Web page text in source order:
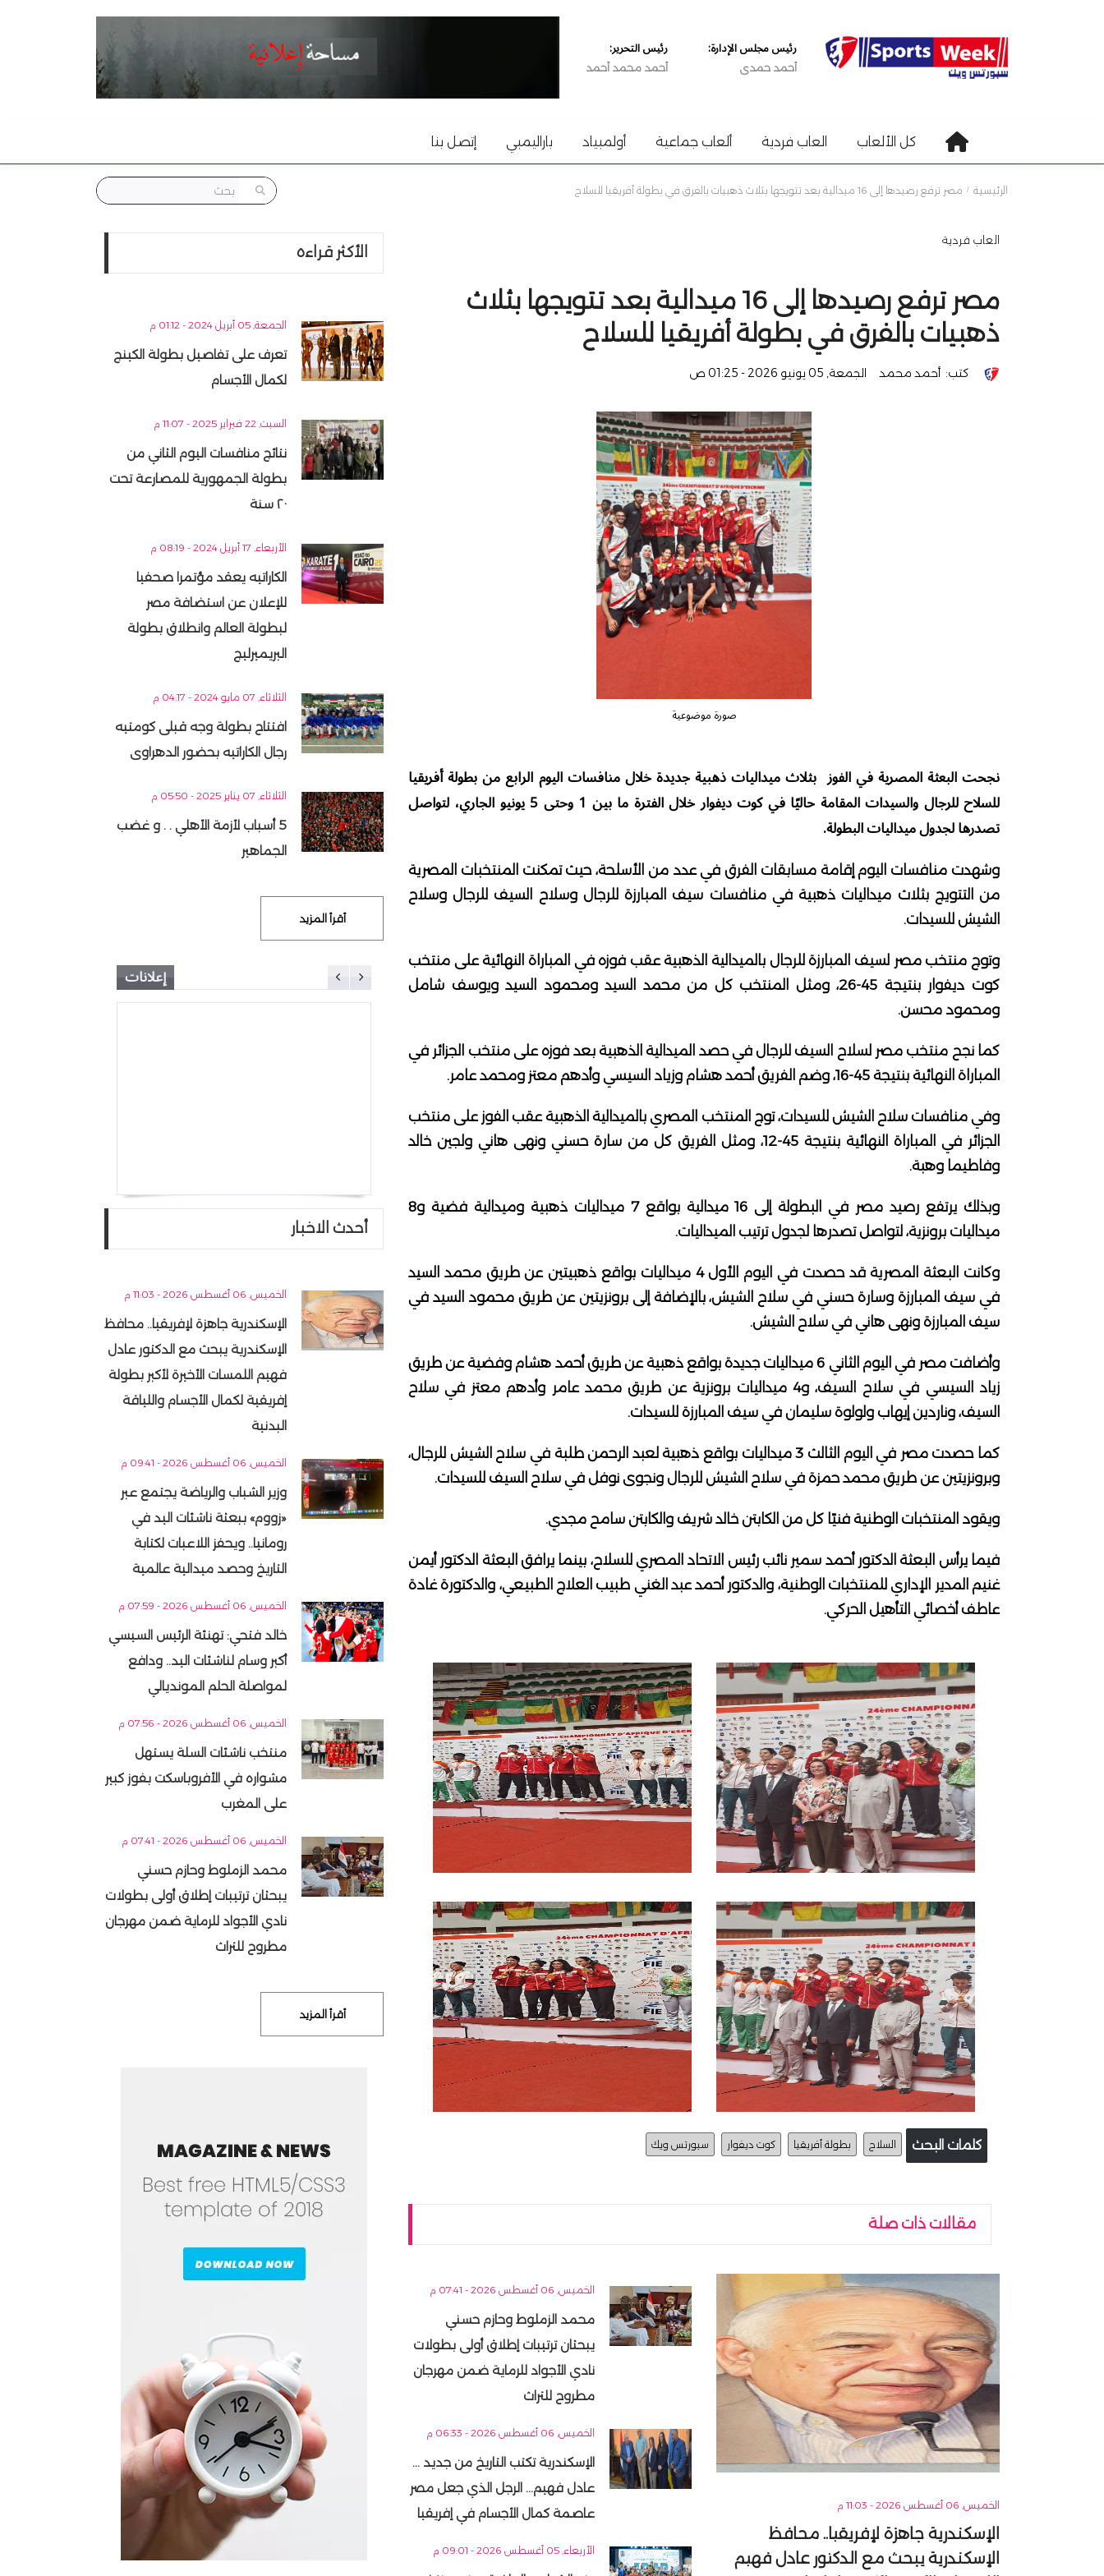
رئيس مجلس الإدارة:
أحمد حمدى
رئيس التحرير:
أحمد محمد أحمد
كل الألعاب العاب فردية ألعاب جماعية أولمبياد باراليمبي إتصل بنا
الرئيسية مصر ترفع رصيدها إلى 16 ميدالية بعد تتويجها بثلاث ذهبيات بالفرق في بطولة أفريقيا للسلاح
العاب فردية
مصر ترفع رصيدها إلى 16 ميدالية بعد تتويجها بثلاث
ذهبيات بالفرق في بطولة أفريقيا للسلاح
كتب: أحمد محمد الجمعة, 05 يونيو 2026 - 01:25 ص
صورة موضوعية
نجحت البعثة المصرية في الفوز بثلاث ميداليات ذهبية جديدة خلال منافسات اليوم الرابع من بطولة أفريقيا
للسلاح للرجال والسيدات المقامة حاليًا في كوت ديفوار خلال الفترة ما بين 1 وحتى 5 يونيو الجاري، لتواصل
تصدرها لجدول ميداليات البطولة.
وشهدت منافسات اليوم إقامة مسابقات الفرق في عدد من الأسلحة، حيث تمكنت المنتخبات المصرية
من التتويج بثلاث ميداليات ذهبية في منافسات سيف المبارزة للرجال وسلاح السيف للرجال وسلاح
الشيش للسيدات.
وتوج منتخب مصر لسيف المبارزة للرجال بالميدالية الذهبية عقب فوزه في المباراة النهائية على منتخب
كوت ديفوار بنتيجة 45-26، ومثل المنتخب كل من محمد السيد ومحمود السيد ويوسف شامل
ومحمود محسن.
كما نجح منتخب مصر لسلاح السيف للرجال في حصد الميدالية الذهبية بعد فوزه على منتخب الجزائر في
المباراة النهائية بنتيجة 45-16، وضم الفريق أحمد هشام وزياد السيسي وأدهم معتز ومحمد عامر.
وفي منافسات سلاح الشيش للسيدات، توج المنتخب المصري بالميدالية الذهبية عقب الفوز على منتخب
الجزائر في المباراة النهائية بنتيجة 45-12، ومثل الفريق كل من سارة حسني ونهى هاني ولجين خالد
وفاطيما وهبة.
وبذلك يرتفع رصيد مصر في البطولة إلى 16 ميدالية بواقع 7 ميداليات ذهبية وميدالية فضية و8
ميداليات برونزية، لتواصل تصدرها لجدول ترتيب الميداليات.
وكانت البعثة المصرية قد حصدت في اليوم الأول 4 ميداليات بواقع ذهبيتين عن طريق محمد السيد
في سيف المبارزة وسارة حسني في سلاح الشيش، بالإضافة إلى برونزيتين عن طريق محمود السيد في
سيف المبارزة ونهى هاني في سلاح الشيش.
وأضافت مصر في اليوم الثاني 6 ميداليات جديدة بواقع ذهبية عن طريق أحمد هشام وفضية عن طريق
زياد السيسي في سلاح السيف، و4 ميداليات برونزية عن طريق محمد عامر وأدهم معتز في سلاح
السيف، وناردين إيهاب ولولوة سليمان في سيف المبارزة للسيدات.
كما حصدت مصر في اليوم الثالث 3 ميداليات بواقع ذهبية لعبد الرحمن طلبة في سلاح الشيش للرجال،
وبرونزيتين عن طريق محمد حمزة في سلاح الشيش للرجال ونجوى نوفل في سلاح السيف للسيدات.
ويقود المنتخبات الوطنية فنيًا كل من الكابتن خالد شريف والكابتن سامح مجدي.
فيما يرأس البعثة الدكتور أحمد سمير نائب رئيس الاتحاد المصري للسلاح، بينما يرافق البعثة الدكتور أيمن
غنيم المدير الإداري للمنتخبات الوطنية، والدكتور أحمد عبد الغني طبيب العلاج الطبيعي، والدكتورة غادة
عاطف أخصائي التأهيل الحركي.
كلمات البحث السلاح بطولة أفريقيا كوت ديفوار سبورتس ويك
مقالات ذات صلة
الخميس, 06 أغسطس 2026 - 11:03 م
الإسكندرية جاهزة لإفريقيا.. محافظ
الإسكندرية يبحث مع الدكتور عادل فهيم
الخميس, 06 أغسطس 2026 - 07:41 م
محمد الزملوط وحازم حسني
يبحثان ترتيبات إطلاق أولى بطولات
نادي الأجواد للرماية ضمن مهرجان
مطروح للتراث
الخميس, 06 أغسطس 2026 - 06:33 م
الإسكندرية تكتب التاريخ من جديد ...
عادل فهيم... الرجل الذي جعل مصر
عاصمة كمال الأجسام في إفريقيا
الأربعاء, 05 أغسطس 2026 - 09:01 م
الأكثر قراءه
الجمعة, 05 أبريل 2024 - 01:12 م
تعرف على تفاصيل بطولة الكينج
لكمال الأجسام
السبت, 22 فبراير 2025 - 11:07 م
نتائج منافسات اليوم الثاني من
بطولة الجمهورية للمصارعة تحت
٢٠ سنة
الأربعاء, 17 أبريل 2024 - 08:19 م
الكاراتيه يعقد مؤتمرا صحفيا
للإعلان عن استضافة مصر
لبطولة العالم وانطلاق بطولة
البريميرليج
الثلاثاء, 07 مايو 2024 - 04:17 م
افتتاح بطولة وجه قبلى كومتيه
رجال الكاراتيه بحضور الدهراوى
الثلاثاء, 07 يناير 2025 - 05:50 م
5 أسباب لأزمة الأهلي . . و غضب
الجماهير
أقرأ المزيد
إعلانات
أحدث الاخبار
الخميس, 06 أغسطس 2026 - 11:03 م
الإسكندرية جاهزة لإفريقيا.. محافظ
الإسكندرية يبحث مع الدكتور عادل
فهيم اللمسات الأخيرة لأكبر بطولة
إفريقية لكمال الأجسام واللياقة
البدنية
الخميس, 06 أغسطس 2026 - 09:41 م
وزير الشباب والرياضة يجتمع عبر
«زووم» ببعثة ناشئات اليد في
رومانيا.. ويحفز اللاعبات لكتابة
التاريخ وحصد ميدالية عالمية
الخميس, 06 أغسطس 2026 - 07:59 م
خالد فتحي: تهنئة الرئيس السيسي
أكبر وسام لناشئات اليد.. ودافع
لمواصلة الحلم المونديالي
الخميس, 06 أغسطس 2026 - 07:56 م
منتخب ناشئات السلة يستهل
مشواره في الأفروباسكت بفوز كبير
على المغرب
الخميس, 06 أغسطس 2026 - 07:41 م
محمد الزملوط وحازم حسني
يبحثان ترتيبات إطلاق أولى بطولات
نادي الأجواد للرماية ضمن مهرجان
مطروح للتراث
أقرأ المزيد